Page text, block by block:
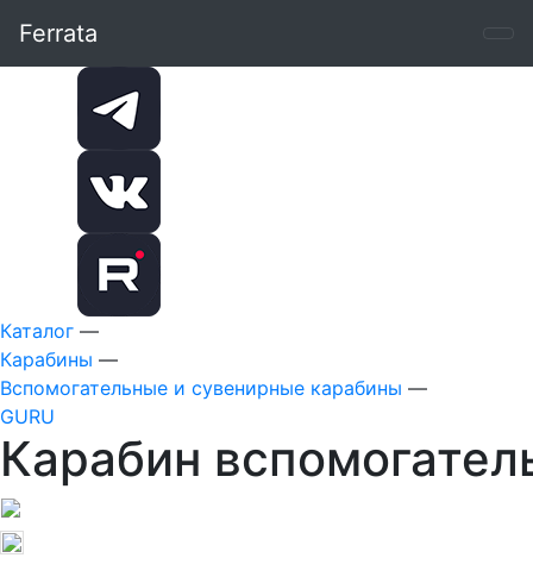
Ferrata
Каталог —
Карабины —
Вспомогательные и сувенирные карабины —
GURU
Карабин